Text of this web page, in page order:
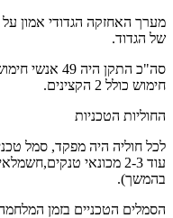
של הגדוד.
חימוש כולל 2 הקצינים.
החוליות הטכניות
לכל חוליה היה מפקד, סמל
עוד 2-3 מכונאי
בהמשך).
הסמלים הטכניים בזמן